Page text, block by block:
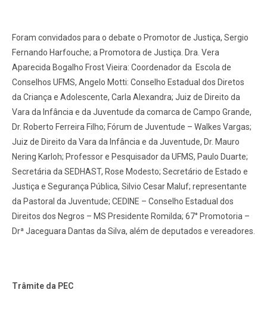
Foram convidados para o debate o Promotor de Justiça, Sergio
Fernando Harfouche; a Promotora de Justiça. Dra. Vera
Aparecida Bogalho Frost Vieira: Coordenador da Escola de
Conselhos UFMS, Angelo Motti: Conselho Estadual dos Diretos
da Criança e Adolescente, Carla Alexandra; Juiz de Direito da
Vara da Infância e da Juventude da comarca de Campo Grande,
Dr. Roberto Ferreira Filho; Fórum de Juventude – Walkes Vargas;
Juiz de Direito da Vara da Infância e da Juventude, Dr. Mauro
Nering Karloh; Professor e Pesquisador da UFMS, Paulo Duarte;
Secretária da SEDHAST, Rose Modesto; Secretário de Estado e
Justiça e Segurança Pública, Silvio Cesar Maluf; representante
da Pastoral da Juventude; CEDINE – Conselho Estadual dos
Direitos dos Negros – MS Presidente Romilda; 67° Promotoria –
Drª Jaceguara Dantas da Silva, além de deputados e vereadores.
Trâmite da PEC